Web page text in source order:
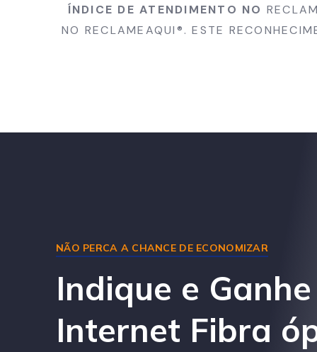
ÍNDICE DE ATENDIMENTO NO
NO RECLAMEAQUI®. ESTE
NÃO PERCA A CHANCE DE ECONOMIZAR
Indique e Ganhe
Internet Fibra